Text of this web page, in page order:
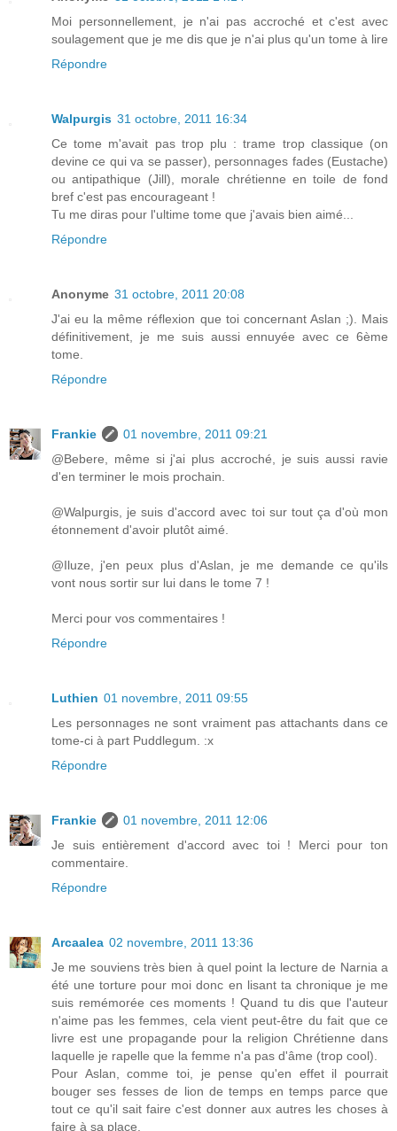
Moi personnellement, je n'ai pas accroché et c'est avec
soulagement que je me dis que je n'ai plus qu'un tome à lire
Répondre
Walpurgis 31 octobre, 2011 16:34
Ce tome m'avait pas trop plu : trame trop classique (on
devine ce qui va se passer), personnages fades (Eustache)
ou antipathique (Jill), morale chrétienne en toile de fond
bref c'est pas encourageant !
Tu me diras pour l'ultime tome que j'avais bien aimé...
Répondre
Anonyme 31 octobre, 2011 20:08
J'ai eu la même réflexion que toi concernant Aslan ;). Mais
définitivement, je me suis aussi ennuyée avec ce 6ème
tome.
Répondre
Frankie
01 novembre, 2011 09:21
@Bebere, même si j'ai plus accroché, je suis aussi ravie
d'en terminer le mois prochain.
@Walpurgis, je suis d'accord avec toi sur tout ça d'où mon
étonnement d'avoir plutôt aimé.
@Iluze, j'en peux plus d'Aslan, je me demande ce qu'ils
vont nous sortir sur lui dans le tome 7 !
Merci pour vos commentaires !
Répondre
Luthien 01 novembre, 2011 09:55
Les personnages ne sont vraiment pas attachants dans ce
tome-ci à part Puddlegum. :x
Répondre
Frankie
01 novembre, 2011 12:06
Je suis entièrement d'accord avec toi ! Merci pour ton
commentaire.
Répondre
Arcaalea 02 novembre, 2011 13:36
Je me souviens très bien à quel point la lecture de Narnia a
été une torture pour moi donc en lisant ta chronique je me
suis remémorée ces moments ! Quand tu dis que l'auteur
n'aime pas les femmes, cela vient peut-être du fait que ce
livre est une propagande pour la religion Chrétienne dans
laquelle je rapelle que la femme n'a pas d'âme (trop cool).
Pour Aslan, comme toi, je pense qu'en effet il pourrait
bouger ses fesses de lion de temps en temps parce que
tout ce qu'il sait faire c'est donner aux autres les choses à
faire à sa place.